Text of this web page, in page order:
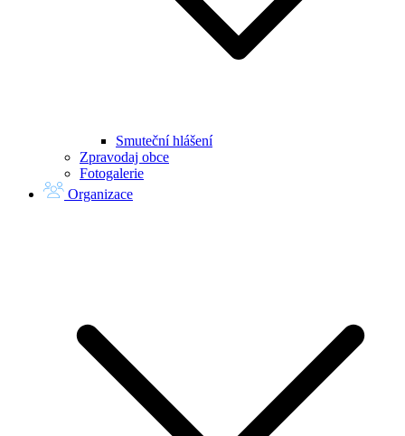
Smuteční hlášení
Zpravodaj obce
Fotogalerie
Organizace